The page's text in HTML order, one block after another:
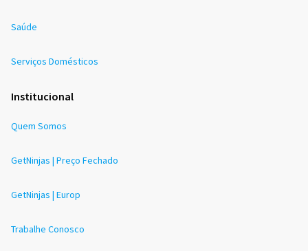
Saúde
Serviços Domésticos
Institucional
Quem Somos
GetNinjas | Preço Fechado
GetNinjas | Europ
Trabalhe Conosco